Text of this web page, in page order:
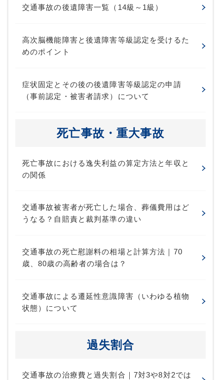
交通事故の後遺障害一覧（14級～1級）
高次脳機能障害と後遺障害等級認定を受けるた
めのポイント
症状固定とその後の後遺障害等級認定の申請
（事前認定・被害者請求）について
死亡事故・重大事故
死亡事故における逸失利益の算定方法と年収と
の関係
交通事故被害者が死亡した場合、葬儀費用はど
うなる？自賠責と裁判基準の違い
交通事故の死亡慰謝料の相場と計算方法｜70
歳、80歳の高齢者の場合は？
交通事故による遷延性意識障害（いわゆる植物
状態）について
過失割合
交通事故の治療費と過失割合｜7対3や8対2では